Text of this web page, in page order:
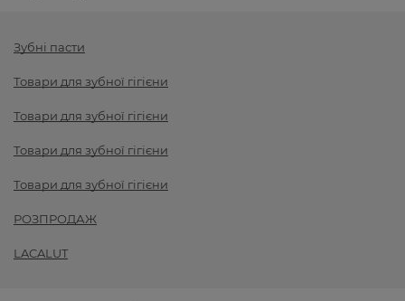
Зубні пасти
Товари для зубної гігієни
Товари для зубної гігієни
Товари для зубної гігієни
Товари для зубної гігієни
РОЗПРОДАЖ
LACALUT